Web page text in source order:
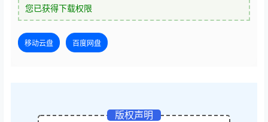
您已获得下载权限
移动云盘 百度网盘
版权声明